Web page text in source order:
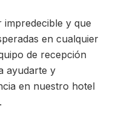
impredecible y que
en cualquier
de recepción
ayudarte y
en nuestro hotel